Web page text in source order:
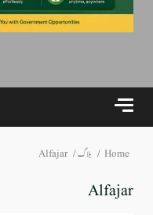
Home بلاگ Alfajar
Alfajar